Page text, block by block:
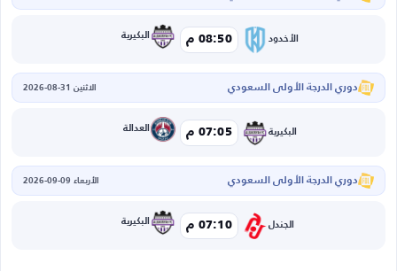
الأخدود 08:50 م البكيرية
دوري الدرجة الأولى السعودي الاثنين 31-08-2026
البكيرية 07:05 م العدالة
دوري الدرجة الأولى السعودي الأربعاء 09-09-2026
الجندل 07:10 م البكيرية